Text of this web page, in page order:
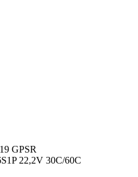
GPSR
22,2V 30C/60C